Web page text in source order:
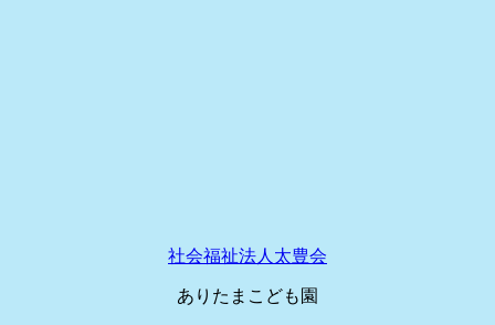
社会福祉法人太豊会
ありたまこども園